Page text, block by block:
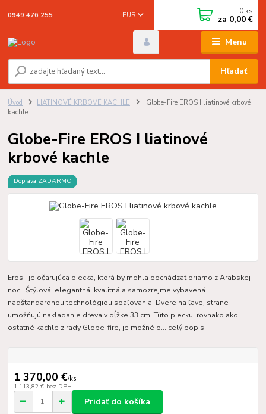
Menu
EUR
Hľadať
0949 476 255 0 ks
za 0,00 €
Úvod LIATINOVÉ KRBOVÉ KACHLE
Globe-Fire EROS I liatinové krbové
kachle
Globe-Fire EROS I liatinové
krbové kachle
Doprava ZADARMO
Eros I je očarujúca piecka, ktorá by mohla pochádzať priamo z Arabskej
noci. Štýlová, elegantná, kvalitná a samozrejme vybavená
nadštandardnou technológiou spaľovania. Dvere na ľavej strane
umožňujú nakladanie dreva v dĺžke 33 cm. Túto piecku, rovnako ako
ostatné kachle z rady Globe-fire, je možné p... celý popis
1 370,00 €/ks
1 113,82 € bez DPH
Pridať do košíka